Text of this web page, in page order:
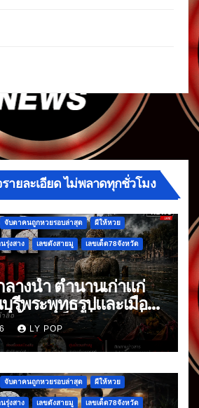
ายละเอียด ไม่พลาดทุกชั่วโมง
จับตาคนถูกหวยรอบล่าสุด ผีให้หวย
นรุ่งสาง เลขดังสายมู เลขเด็ด78จังหวัด
างน้ำ ตำนานเก่าแก่
รีพระพุทธรูปและเมือง
น้ำ อันเป็นเรื่องเล่าที่สืบ
LY POP
จับตาคนถูกหวยรอบล่าสุด ผีให้หวย
นรุ่งสาง เลขดังสายมู เลขเด็ด78จังหวัด